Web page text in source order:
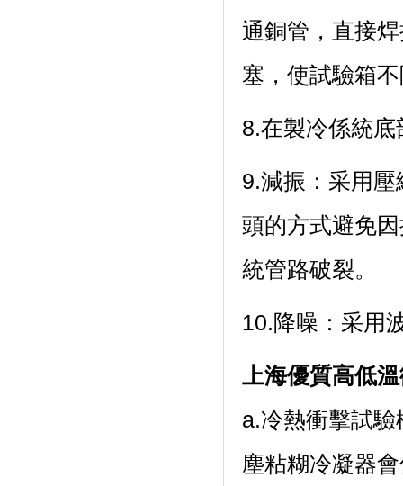
通銅管，直接
塞，使試驗
8.在製冷係統底
9.減振：采
頭的方式避免因
統管路破裂。
10.降噪：采
上海優質高低
a.冷熱衝擊試驗
塵粘糊冷凝器會